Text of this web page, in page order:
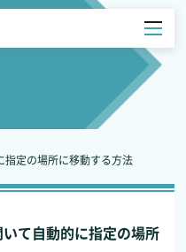
指定の場所に移動する方法
て自動的に指定の場所